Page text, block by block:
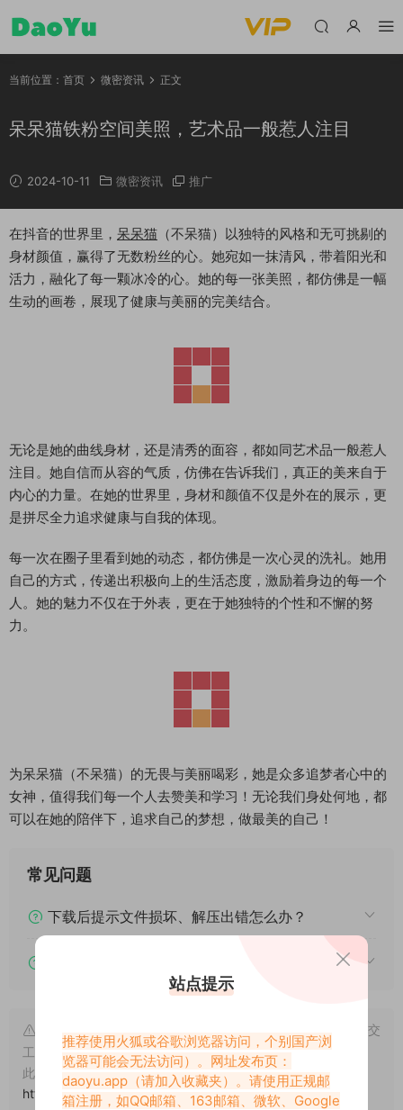
当前位置： 首页 微密资讯 正文
呆呆猫铁粉空间美照，艺术品一般惹人注目
2024-10-11 微密资讯 推广
在抖音的世界里， 呆呆猫 （不呆猫）以独特的风格和无可挑剔的
身材颜值，赢得了无数粉丝的心。她宛如一抹清风，带着阳光和
活力，融化了每一颗冰冷的心。她的每一张美照，都仿佛是一幅
生动的画卷，展现了健康与美丽的完美结合。
无论是她的曲线身材，还是清秀的面容，都如同艺术品一般惹人
注目。她自信而从容的气质，仿佛在告诉我们，真正的美来自于
内心的力量。在她的世界里，身材和颜值不仅是外在的展示，更
是拼尽全力追求健康与自我的体现。
每一次在圈子里看到她的动态，都仿佛是一次心灵的洗礼。她用
自己的方式，传递出积极向上的生活态度，激励着身边的每一个
人。她的魅力不仅在于外表，更在于她独特的个性和不懈的努
力。
为呆呆猫（不呆猫）的无畏与美丽喝彩，她是众多追梦者心中的
女神，值得我们每一个人去赞美和学习！无论我们身处何地，都
可以在她的陪伴下，追求自己的梦想，做最美的自己！
常见问题
下载后提示文件损坏、解压出错怎么办？
申明：本文资源均来源网友分享，若侵犯了您的权限可以提交
工单处理。
此外本文章皆属于原创文章，转载请注明出处！原文链接：
https://www.daoyu.app/5895.html
站点提示
推荐使用火狐或谷歌浏览器访问，个别国产浏
览器可能会无法访问）。网址发布页：
daoyu.app （请加入收藏夹）。请使用正规邮
箱注册，如QQ邮箱、163邮箱、微软、Google